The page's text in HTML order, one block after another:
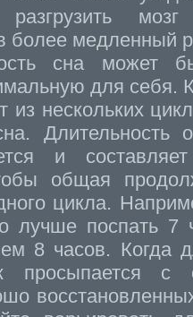
более медленный
сна может
для себя.
из нескольких
Длительность
и
общая
цикла.
лучше поспать 7
8 часов. Когда
просыпается с